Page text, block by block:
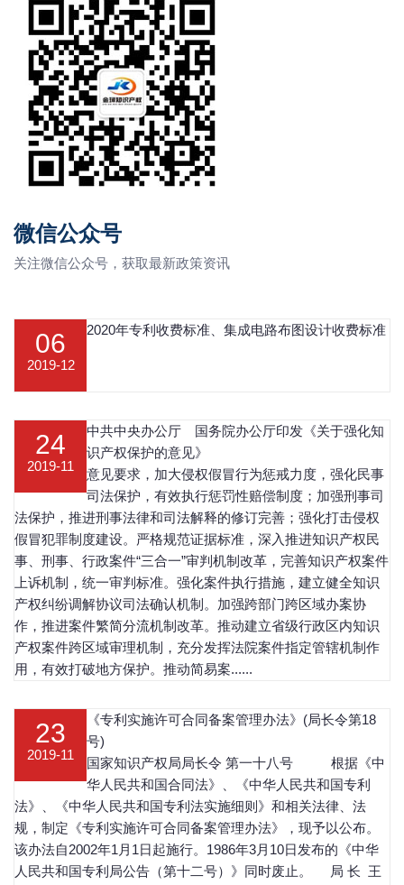
微信公众号
关注微信公众号，获取最新政策资讯
06
2019-12
2020年专利收费标准、集成电路布图设计收费标准
24
2019-11
中共中央办公厅 国务院办公厅印发《关于强化知
识产权保护的意见》
意见要求，加大侵权假冒行为惩戒力度，强化民事
司法保护，有效执行惩罚性赔偿制度；加强刑事司
法保护，推进刑事法律和司法解释的修订完善；强化打击侵权
假冒犯罪制度建设。严格规范证据标准，深入推进知识产权民
事、刑事、行政案件“三合一”审判机制改革，完善知识产权案件
上诉机制，统一审判标准。强化案件执行措施，建立健全知识
产权纠纷调解协议司法确认机制。加强跨部门跨区域办案协
作，推进案件繁简分流机制改革。推动建立省级行政区内知识
产权案件跨区域审理机制，充分发挥法院案件指定管辖机制作
用，有效打破地方保护。推动简易案......
23
2019-11
《专利实施许可合同备案管理办法》(局长令第18
号)
国家知识产权局局长令 第一十八号 根据《中
华人民共和国合同法》、《中华人民共和国专利
法》、《中华人民共和国专利法实施细则》和相关法律、法
规，制定《专利实施许可合同备案管理办法》，现予以公布。
该办法自2002年1月1日起施行。1986年3月10日发布的《中华
人民共和国专利局公告（第十二号）》同时废止。 局 长 王